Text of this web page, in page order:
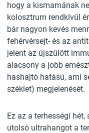
hogy a kismamának
kolosztrum rendkívül
bár nagyon kevés
fehérvérsejt- és az
jelent az újszülött
alacsony a jobb
hashajtó hatású, ami
széklet) megjelenését.
Ez az a terhességi
utolsó ultrahangot a